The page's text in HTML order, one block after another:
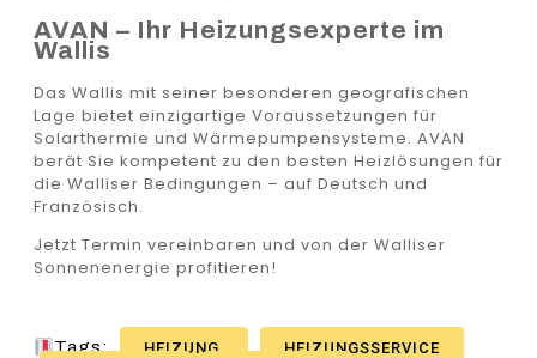
AVAN – Ihr Heizungsexperte im
Wallis
Das Wallis mit seiner besonderen geografischen
Lage bietet einzigartige Voraussetzungen für
Solarthermie und Wärmepumpensysteme. AVAN
berät Sie kompetent zu den besten Heizlösungen für
die Walliser Bedingungen – auf Deutsch und
Französisch.
Jetzt Termin vereinbaren und von der Walliser
Sonnenenergie profitieren!
Tags: HEIZUNG
HEIZUNGSSERVICE